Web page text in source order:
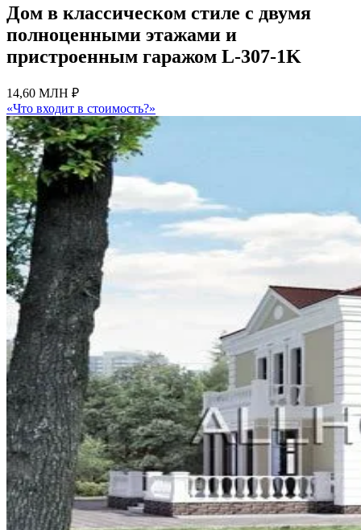
Дом в классическом стиле с двумя
полноценными этажами и
пристроенным гаражом L-307-1K
14,60 МЛН ₽
«Что входит в стоимость?»